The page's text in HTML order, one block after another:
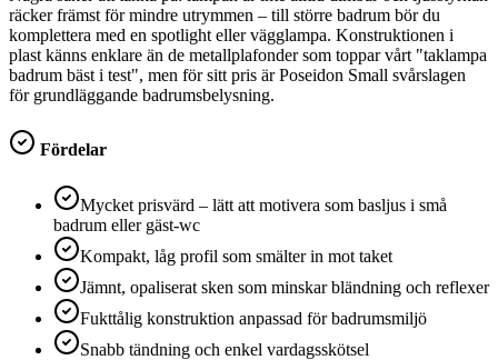
räcker främst för mindre utrymmen – till större badrum bör du
komplettera med en spotlight eller vägglampa. Konstruktionen i
plast känns enklare än de metallplafonder som toppar vårt "taklampa
badrum bäst i test", men för sitt pris är Poseidon Small svårslagen
för grundläggande badrumsbelysning.
Fördelar
Mycket prisvärd – lätt att motivera som basljus i små
badrum eller gäst-wc
Kompakt, låg profil som smälter in mot taket
Jämnt, opaliserat sken som minskar bländning och reflexer
Fukttålig konstruktion anpassad för badrumsmiljö
Snabb tändning och enkel vardagsskötsel